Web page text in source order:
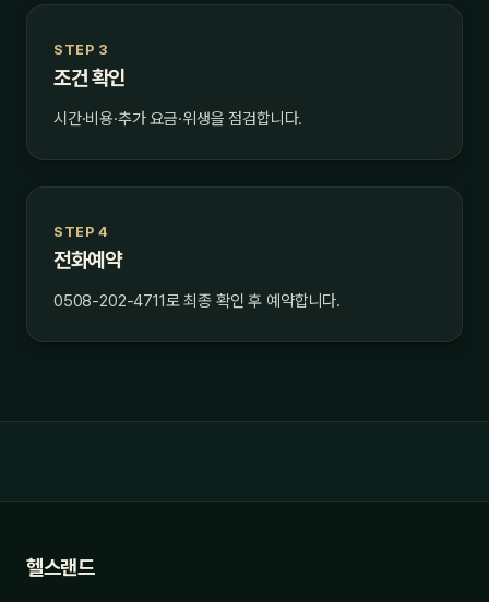
STEP 3
조건 확인
시간·비용·추가 요금·위생을 점검합니다.
STEP 4
전화예약
0508-202-4711로 최종 확인 후 예약합니다.
헬스랜드